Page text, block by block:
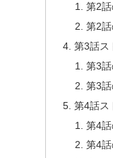
第2
第2
第3話ス
第3
第3
第4話ス
第4
第4